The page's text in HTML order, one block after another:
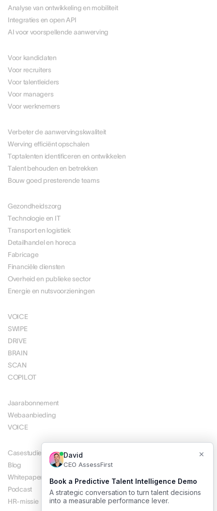
Analyse van ontwikkeling en mobiliteit
Integraties en open API
AI voor voorspellende aanwerving
Voor kandidaten
Voor recruiters
Voor talentleiders
Voor managers
Voor werknemers
Verbeter de aanwervingskwaliteit
Werving efficiënt opschalen
Toptalenten identificeren en ontwikkelen
Talent behouden en betrekken
Bouw goed presterende teams
Gezondheidszorg
Technologie en IT
Transport en logistiek
Detailhandel en horeca
Fabricage
Financiële diensten
Overheid en publieke sector
Energie en nutsvoorzieningen
VOICE
SWIPE
DRIVE
BRAIN
SCAN
COPILOT
Jaarabonnement
Webaanbieding
VOICE
Casestudies
Blog
Whitepapers
Podcast
HR-missie